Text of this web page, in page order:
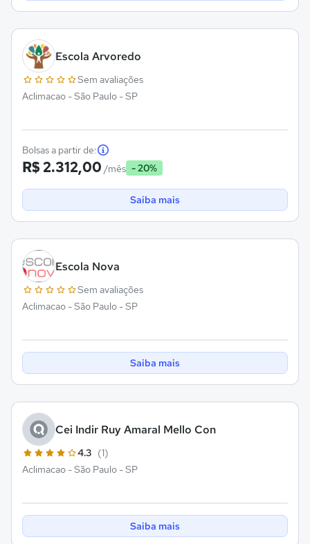
Escola Arvoredo
Sem avaliações
Aclimacao - São Paulo - SP
Bolsas a partir de:
R$ 2.312,00 /mês - 20%
Saiba mais
Escola Nova
Sem avaliações
Aclimacao - São Paulo - SP
Saiba mais
Cei Indir Ruy Amaral Mello Con
4.3 (1)
Aclimacao - São Paulo - SP
Saiba mais